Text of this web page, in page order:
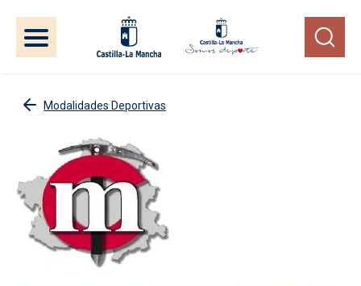
Modalidades Deportivas